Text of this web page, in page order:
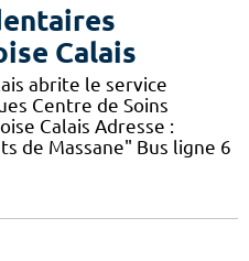
Calais
abrite le service
Centre de Soins
Calais Adresse :
de Massane" Bus ligne 6